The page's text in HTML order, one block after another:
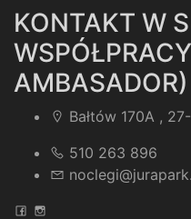
KONTAKT W
AMBASADOR)
Bałtów 170A ,
510 263 896